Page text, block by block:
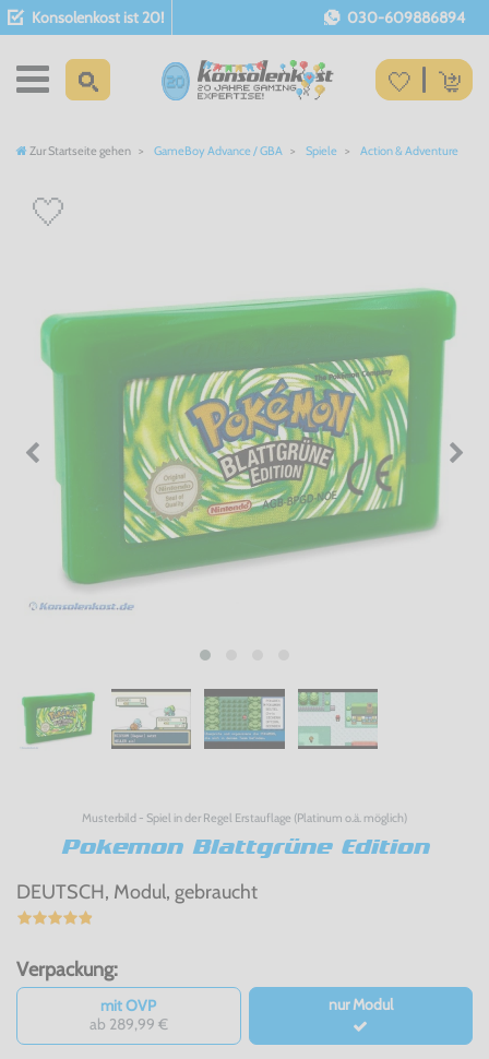
Konsolenkost ist 20! 030-609886894
Zur Startseite gehen GameBoy Advance / GBA Spiele Action & Adventure
Musterbild - Spiel in der Regel Erstauflage (Platinum o.ä. möglich)
Pokemon Blattgrüne Edition
DEUTSCH, Modul, gebraucht
Verpackung:
mit OVP
ab 289,99 €
nur Modul